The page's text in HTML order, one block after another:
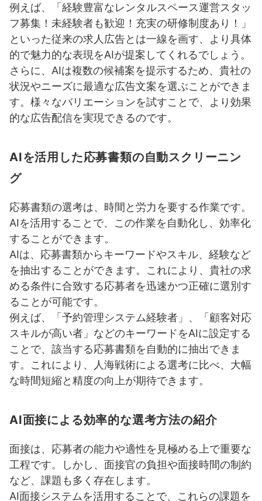
例えば、「経験豊富なレンタルスペース運営スタッ
フ募集！未経験者も歓迎！充実の研修制度あり！」
といった従来の求人広告とは一線を画す、より具体
的で魅力的な表現をAIが提案してくれるでしょう。
さらに、AIは複数の候補案を提示するため、貴社の
状況やニーズに最適な広告文案を選ぶことができま
す。様々なバリエーションを試すことで、より効果
的な広告配信を実現できるのです。
AIを活用した応募書類の自動スクリーニン
グ
応募書類の選考は、時間と労力を要する作業です。
AIを活用することで、この作業を自動化し、効率化
することができます。
AIは、応募書類からキーワードやスキル、経験など
を抽出することができます。これにより、貴社の求
める条件に合致する応募者を迅速かつ正確に選別す
ることが可能です。
例えば、「予約管理システム経験者」、「顧客対応
スキルが高い者」などのキーワードをAIに設定する
ことで、該当する応募書類を自動的に抽出できま
す。これにより、人海戦術による選考に比べ、大幅
な時間短縮と精度の向上が期待できます。
AI面接による効率的な選考方法の紹介
面接は、応募者の能力や適性を見極める上で重要な
工程です。しかし、面接官の負担や面接時間の制約
など、課題も多く存在します。
AI面接システムを活用することで、これらの課題を